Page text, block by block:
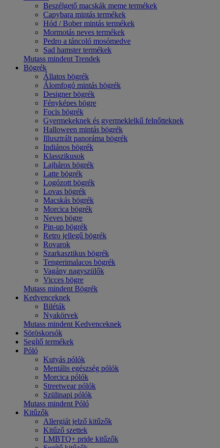
Beszélgető macskák meme termékek
Capybara mintás termékek
Hód / Bober mintás termékek
Mormotás neves termékek
Pedro a táncoló mosómedve
Sad hamster termékek
Mutass mindent Trendek
Bögrék
Állatos bögrék
Álomfogó mintás bögrék
Designer bögrék
Fényképes bögre
Focis bögrék
Gyermekeknek és gyermeklelkű felnőtteknek
Halloween mintás bögrék
Illusztrált panoráma bögrék
Indiános bögrék
Klasszikusok
Lajháros bögrék
Latte bögrék
Logózott bögrék
Lovas bögrék
Macskás bögrék
Morcica bögrék
Neves bögre
Pin-up bögrék
Retro jellegű bögrék
Rovarok
Szarkasztikus bögrék
Tengerimalacos bögrék
Vagány nagyszülők
Vicces bögre
Mutass mindent Bögrék
Kedvenceknek
Biléták
Nyakörvek
Mutass mindent Kedvenceknek
Söröskorsók
Segítő termékek
Póló
Kutyás pólók
Mentális egészség pólók
Morcica pólók
Streetwear pólók
Szülinapi pólók
Mutass mindent Póló
Kitűzők
Allergiát jelző kitűzők
Kitűző szettek
LMBTQ+ pride kitűzők